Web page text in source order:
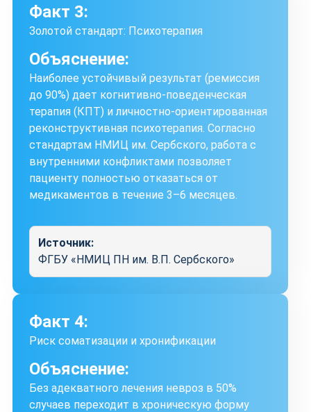
Факт 3:
Золотой стандарт: Психотерапия
Объяснение:
Наиболее устойчивый результат (ремиссия
до 90%) дает когнитивно-поведенческая
терапия (КПТ) и личностно-ориентированная
реконструктивная психотерапия. Согласно
стандартам НМИЦ им. Сербского, работа с
внутренними конфликтами позволяет
пациенту полностью отказаться от
медикаментов в течение 3–6 месяцев.
Источник:
ФГБУ «НМИЦ ПН им. В.П. Сербского»
Факт 4:
Риск соматизации и хронификации
Объяснение:
Без адекватного лечения невроз в 50%
случаев переходит в хроническую форму